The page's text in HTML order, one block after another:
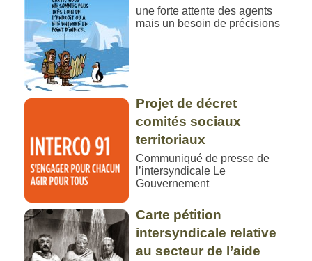
une forte attente des agents
mais un besoin de précisions
Projet de décret
comités sociaux
territoriaux
Communiqué de presse de
l’intersyndicale Le
Gouvernement
Carte pétition
intersyndicale relative
au secteur de l’aide